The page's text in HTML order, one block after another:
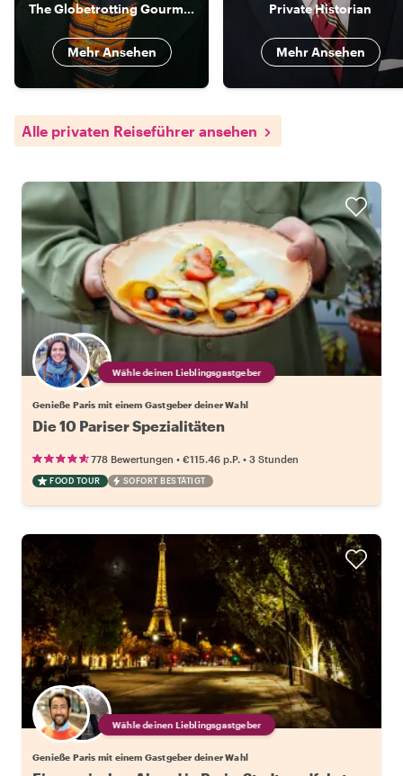
The Globetrotting Gourmet
Mehr Ansehen
Private Historian
Mehr Ansehen
Alle privaten Reiseführer ansehen
Wähle deinen Lieblingsgastgeber
Genieße Paris mit einem Gastgeber deiner Wahl
Die 10 Pariser Spezialitäten
778 Bewertungen • €115.46 p.P. • 3 Stunden
FOOD TOUR SOFORT BESTÄTIGT
Wähle deinen Lieblingsgastgeber
Genieße Paris mit einem Gastgeber deiner Wahl